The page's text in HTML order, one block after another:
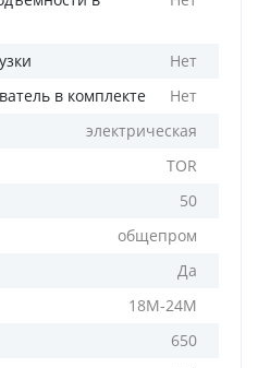
Нет
в комплекте
Нет
электрическая
TOR
50
общепром
Да
18М-24М
650